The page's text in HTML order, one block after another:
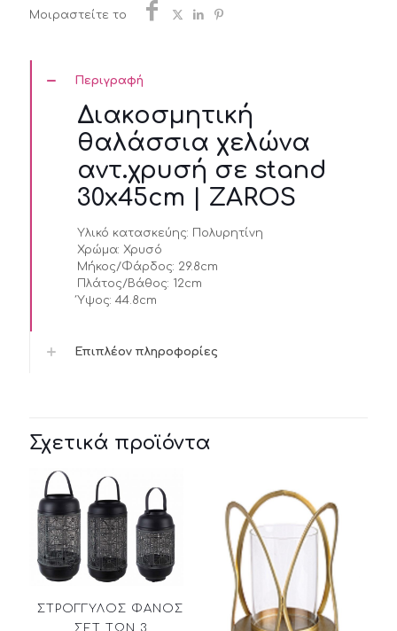
ZAROS
ποσότητα
Μοιραστείτε το
Περιγραφή
Διακοσμητική
θαλάσσια χελώνα
αντ.χρυσή σε stand
30x45cm | ZAROS
Υλικό κατασκεύης: Πολυρητίνη
Χρώμα: Χρυσό
Μήκος/Φάρδος: 29.8cm
Πλάτος/Βάθος: 12cm
Ύψος:44.8cm
Επιπλέον πληροφορίες
Σχετικά προϊόντα
ΣΤΡΟΓΓΥΛΟΣ ΦΑΝΟΣ
ΣΕΤ ΤΩΝ 3